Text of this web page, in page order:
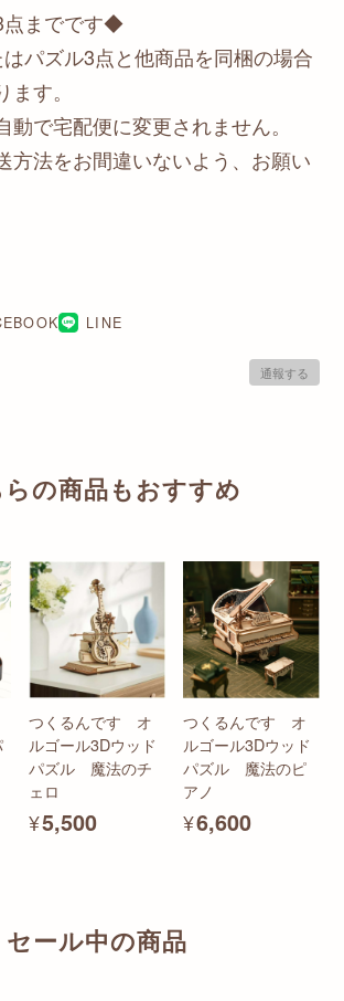
までです◆
パズル3点と他商品を同梱の場合
す。
動で宅配便に変更されません。
方法をお間違いないよう、お願い
LINE
通報する
の商品もおすすめ
つくるんです オ
ルゴール3Dウッド
パズル 魔法のチ
ェロ
¥5,500
つくるんです オ
ルゴール3Dウッド
パズル 魔法のピ
アノ
¥6,600
セール中の商品